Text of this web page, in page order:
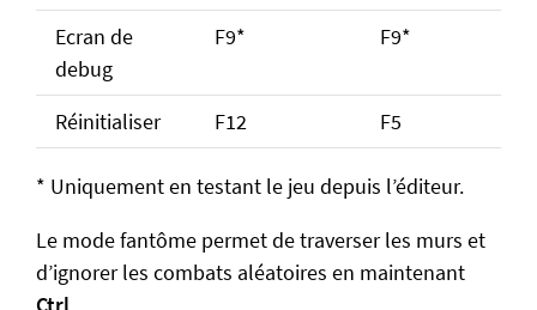
Ecran de
debug
F9* F9*
Réinitialiser F12 F5
* Uniquement en testant le jeu depuis l’éditeur.
Le mode fantôme permet de traverser les murs et
d’ignorer les combats aléatoires en maintenant